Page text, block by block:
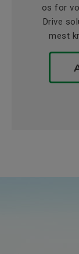
os for
Drive
mest